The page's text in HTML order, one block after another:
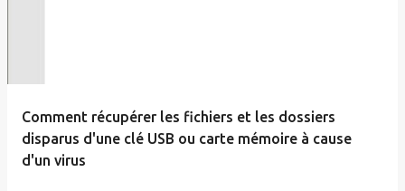
Comment récupérer les fichiers et les dossiers
disparus d'une clé USB ou carte mémoire à cause
d'un virus